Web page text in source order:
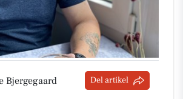
Bjergegaard Del artikel